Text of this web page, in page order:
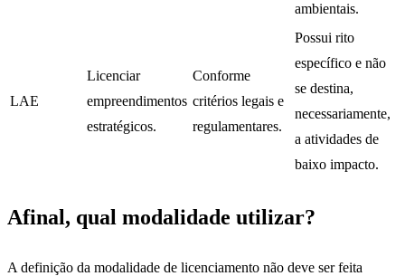
ambientais.
LAE
Licenciar
empreendimentos
estratégicos.
Conforme
critérios legais e
regulamentares.
Possui rito
específico e não
se destina,
necessariamente,
a atividades de
baixo impacto.
Afinal, qual modalidade utilizar?
A definição da modalidade de licenciamento não deve ser feita